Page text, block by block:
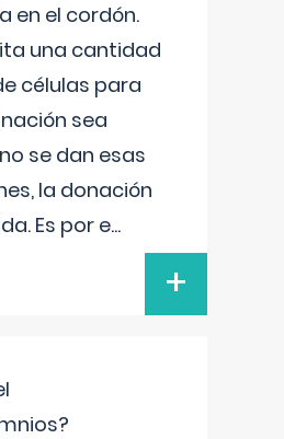
en el cordón.
una cantidad
células para
sea
se dan esas
la donación
Es por e...
+